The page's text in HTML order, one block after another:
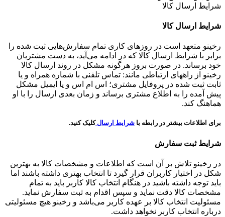
شرایط ارسال کالا
شرایط ارسال کالا
رخینو متعهد است در روزهای کاری تمام سفارش‌هایی ثبت شده را
برابر با شرایط ارسال کالا که در ادامه می‌آید، به دست مشتریان
خود برساند. در صورت بروز هرگونه مشکل در روند ارسال کالا
رخینو از راههای ارتباطی مانند: تماس تلفنی با شماره همراه و یا
ثابت ثبت شده در پروفایل مشتری؛ اس ام اس و یا ایمیل مشکل
پیش آمده را به اطلاع مشتری برساند و زمان بعدی ارسال را با او
هماهنگ کند.
برای اطلاعات بیشتر در رابطه با شرایط ارسال کلیک کنید.
شرایط ثبت سفارش
در رخینو تلاش بر آن است که اطلاعات و مشخصات کالا به بهترین
شکل در اختیار کاربران قرار گیرد تا انتخاب بهتری داشته باشند اما
باید توجه داشته باشید در هنگام انتخاب کالا کاربر باید به تمام
مشخصات کالا دقت نماید و سپس اقدام به ثبت سفارش نماید.
مسئولیت انتخاب کالا بر عهده کاربر می‌باشد و رخینو هیچ مسئولیتی
درباره انتخاب کاربر نخواهد داشت.